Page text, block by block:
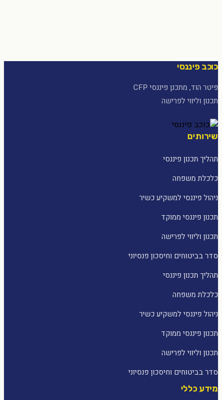
כוכב פיננסי
פיטר הוד, מתכנן פיננסי CFP
תכנון וליווי לפרישה
שירותים
תהליך תכנון פיננסי
כלכלת משפחה
ניהול פיננסי למשקיע כשיר
תכנון פיננסי ממוקד
תכנון וליווי לפרישה
סדר בביטוחים וחיסכון פנסיוני
תהליך תכנון פיננסי
כלכלת משפחה
ניהול פיננסי למשקיע כשיר
תכנון פיננסי ממוקד
תכנון וליווי לפרישה
סדר בביטוחים וחיסכון פנסיוני
מידע כללי